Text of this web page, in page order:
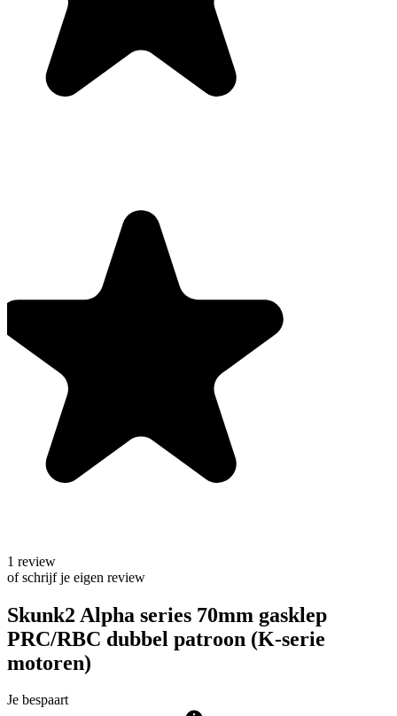
1 review
of schrijf je eigen review
Skunk2 Alpha series 70mm gasklep
PRC/RBC dubbel patroon (K-serie
motoren)
Je bespaart